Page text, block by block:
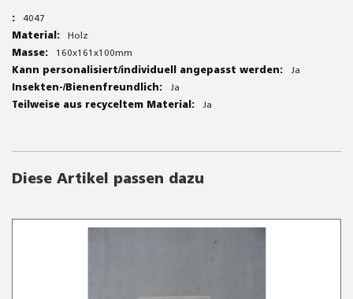
Mehr
Informationen
4047
Holz
160x161x100mm
Ja
Ja
Ja
Diese Artikel passen dazu